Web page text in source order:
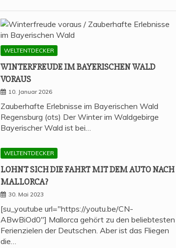
WELTENTDECKER
WIN­TER­FREU­DE IM BAYE­RI­SCHEN WALD
VORAUS
10. Januar 2026
Zauberhafte Erlebnisse im Bayerischen Wald
Regensburg (ots) Der Winter im Waldgebirge
Bayerischer Wald ist bei…
WELTENTDECKER
LOHNT SICH DIE FAHRT MIT DEM AUTO NACH
MALLORCA?
30. Mai 2023
[su_youtube url="https://youtu.be/CN-
ABwBiOd0"] Mallorca gehört zu den beliebtesten
Ferienzielen der Deutschen. Aber ist das Fliegen
die…